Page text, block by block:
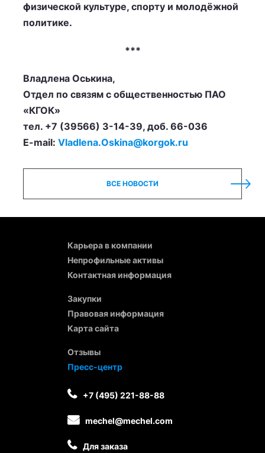
физической культуре, спорту и молодёжной
политике.
***
Владлена Оськина,
Отдел по связям с общественностью ПАО
«КГОК»
тел. +7 (39566) 3-14-39, доб. 66-036
E-mail: Vladlena.Oskina@korgok.ru
ВСЕ НОВОСТИ
Карьера в компании
Непрофильные активы
Контактная информация
Закупки
Правовая информация
Карта сайта
Отзывы
Пресс-центр
+7 (495) 221-88-88
mechel@mechel.com
Для заказа